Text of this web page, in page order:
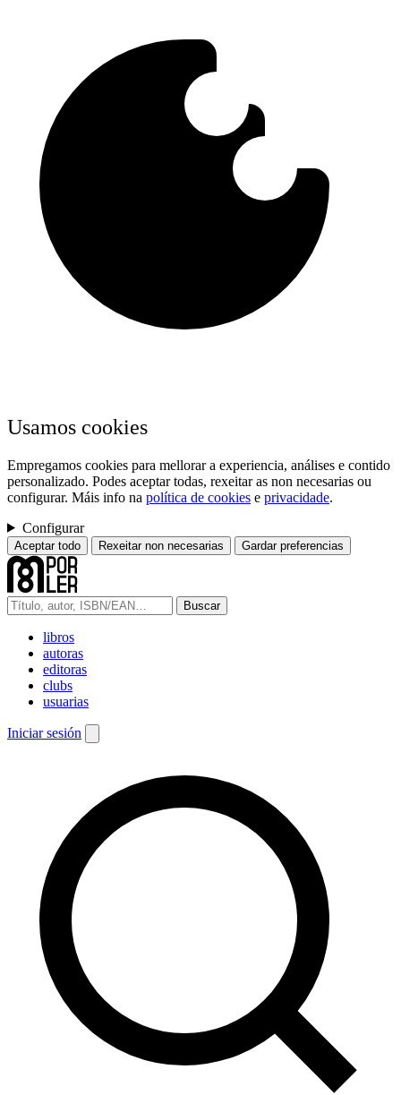
Usamos cookies
Empregamos cookies para mellorar a experiencia, análises e contido
personalizado. Podes aceptar todas, rexeitar as non necesarias ou
configurar. Máis info na política de cookies e privacidade.
Configurar
Aceptar todo Rexeitar non necesarias Gardar preferencias
Buscar
libros
autoras
editoras
clubs
usuarias
Iniciar sesión